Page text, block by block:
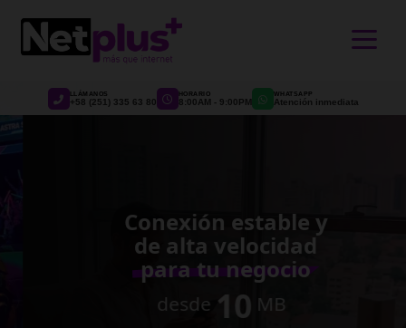
LLÁMANOS
+58 (251) 335 63 80
HORARIO
8:00AM - 9:00PM
WHATSAPP
Atención inmediata
Conexión estable y
de alta velocidad
para tu negocio
desde10 MB